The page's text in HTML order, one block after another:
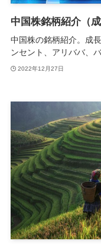
中国株銘柄紹介（
中国株の銘柄紹介。成
ンセント、アリババ、
2022年12月27日